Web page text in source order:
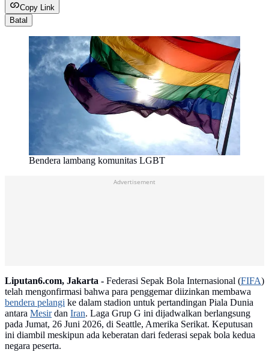
Copy Link
Batal
Bendera lambang komunitas LGBT
Advertisement
Liputan6.com, Jakarta - Federasi Sepak Bola Internasional (FIFA)
telah mengonfirmasi bahwa para penggemar diizinkan membawa
bendera pelangi ke dalam stadion untuk pertandingan Piala Dunia
antara Mesirdan Iran. Laga Grup G ini dijadwalkan berlangsung
pada Jumat, 26 Juni 2026, di Seattle, Amerika Serikat. Keputusan
ini diambil meskipun ada keberatan dari federasi sepak bola kedua
negara peserta.